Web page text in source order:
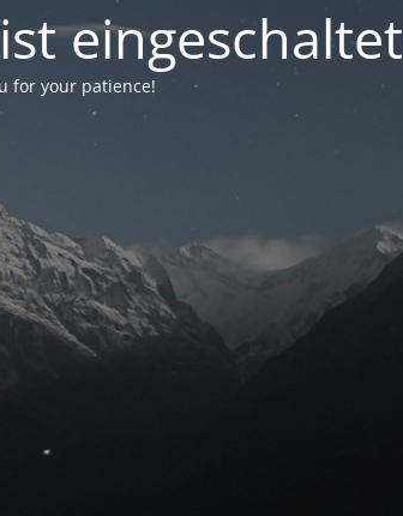
eingeschaltet
for your patience!